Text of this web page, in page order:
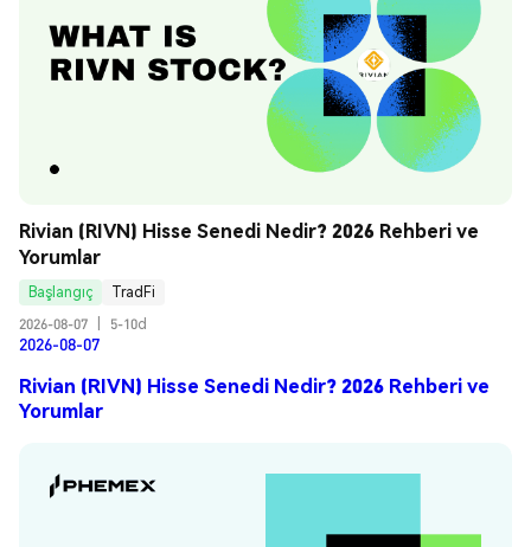
Rivian (RIVN) Hisse Senedi Nedir? 2026 Rehberi ve
Yorumlar
Başlangıç
TradFi
2026-08-07
5-10d
2026-08-07
Rivian (RIVN) Hisse Senedi Nedir? 2026 Rehberi ve
Yorumlar